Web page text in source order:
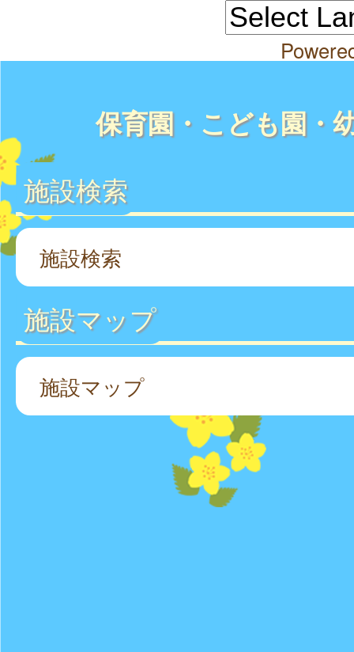
保育園・こども園・
施設検索
施設検索
施設マップ
施設マップ